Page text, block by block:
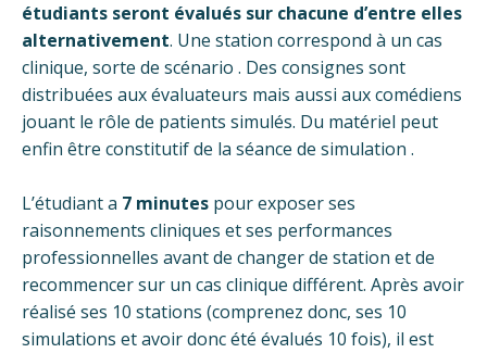
étudiants seront évalués sur chacune d’entre elles
alternativement. Une station correspond à un cas
clinique, sorte de scénario . Des consignes sont
distribuées aux évaluateurs mais aussi aux comédiens
jouant le rôle de patients simulés. Du matériel peut
enfin être constitutif de la séance de simulation .
L’étudiant a 7 minutes pour exposer ses
raisonnements cliniques et ses performances
professionnelles avant de changer de station et de
recommencer sur un cas clinique différent. Après avoir
réalisé ses 10 stations (comprenez donc, ses 10
simulations et avoir donc été évalués 10 fois), il est